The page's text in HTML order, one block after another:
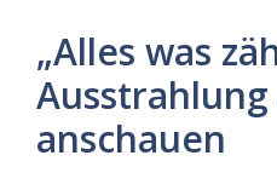
„Alles was
Ausstrahlung
anschauen